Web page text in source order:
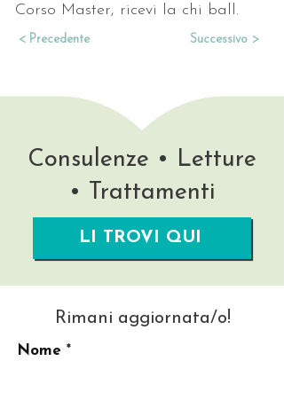
Corso Master, ricevi la chi ball.
< Precedente Successivo >
Consulenze • Letture
• Trattamenti
LI TROVI QUI
Rimani aggiornata/o!
Nome